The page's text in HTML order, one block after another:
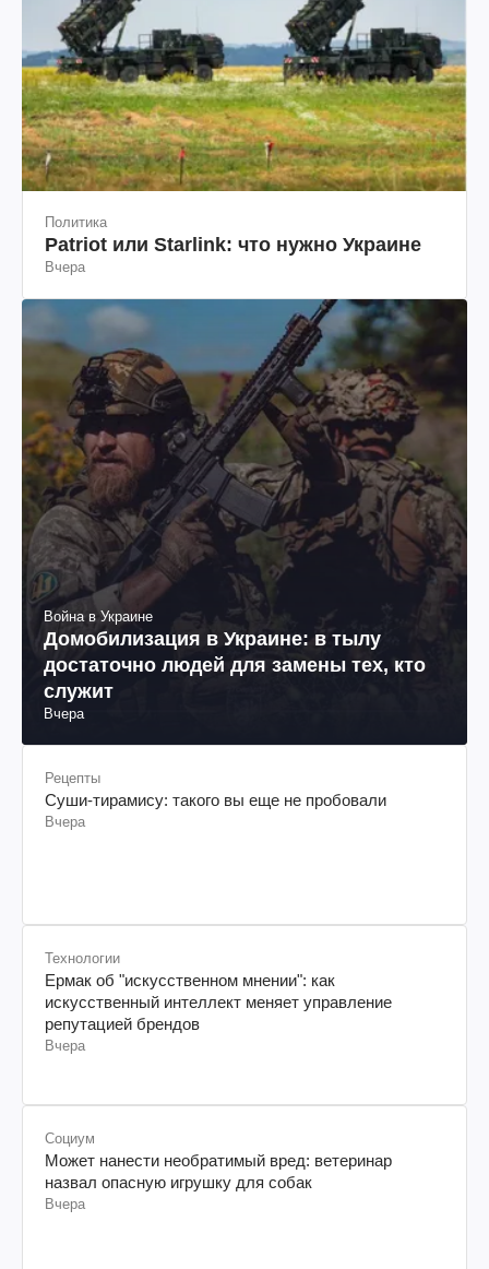
Политика
Patriot или Starlink: что нужно Украине
Война в Украине
Домобилизация в Украине: в тылу
достаточно людей для замены тех, кто
служит
Рецепты
Суши-тирамису: такого вы еще не пробовали
Технологии
Ермак об "искусственном мнении": как
искусственный интеллект меняет управление
репутацией брендов
Социум
Может нанести необратимый вред: ветеринар
назвал опасную игрушку для собак